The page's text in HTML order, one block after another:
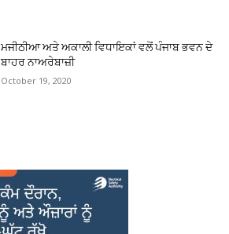
ਮਜੀਠੀਆ ਅਤੇ ਅਕਾਲੀ ਵਿਧਾਇਕਾਂ ਵਲੋਂ ਪੰਜਾਬ ਭਵਨ ਦੇ
ਬਾਹਰ ਨਾਅਰੇਬਾਜ਼ੀ
October 19, 2020